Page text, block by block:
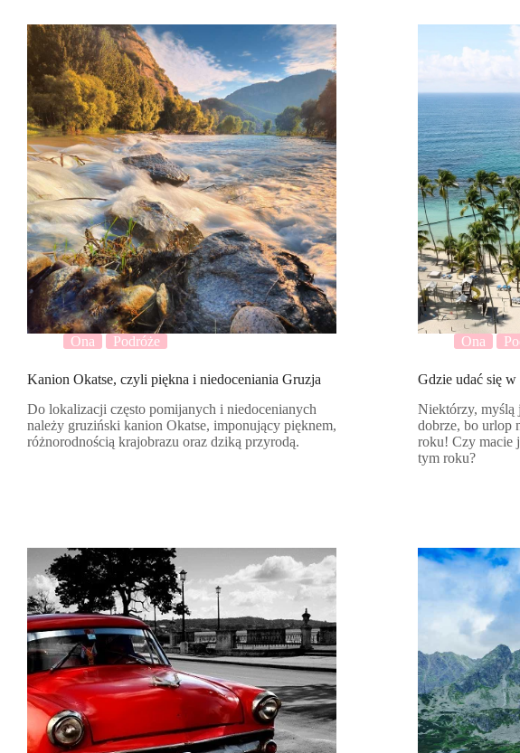
Ona Podróże
Kanion Okatse, czyli piękna i niedoceniania Gruzja
Do lokalizacji często pomijanych i niedocenianych
należy gruziński kanion Okatse, imponujący pięknem,
różnorodnością krajobrazu oraz dziką przyrodą.
Ona
Gdzie udać się
Niektórzy, myślą
dobrze, bo urlop
roku! Czy macie
tym roku?